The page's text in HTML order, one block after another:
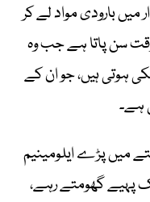
بارودی مواد لے کر
سن پاتا ہے جب وہ
ہوتی ہیں، جو ان کے
ہے۔
میں پڑے ایلومینیم
پہیے گھومتے رہے،